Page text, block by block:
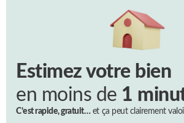
Estimez votre bien
en moins de 1
C’est rapide, gratuit…et ça peut clairement